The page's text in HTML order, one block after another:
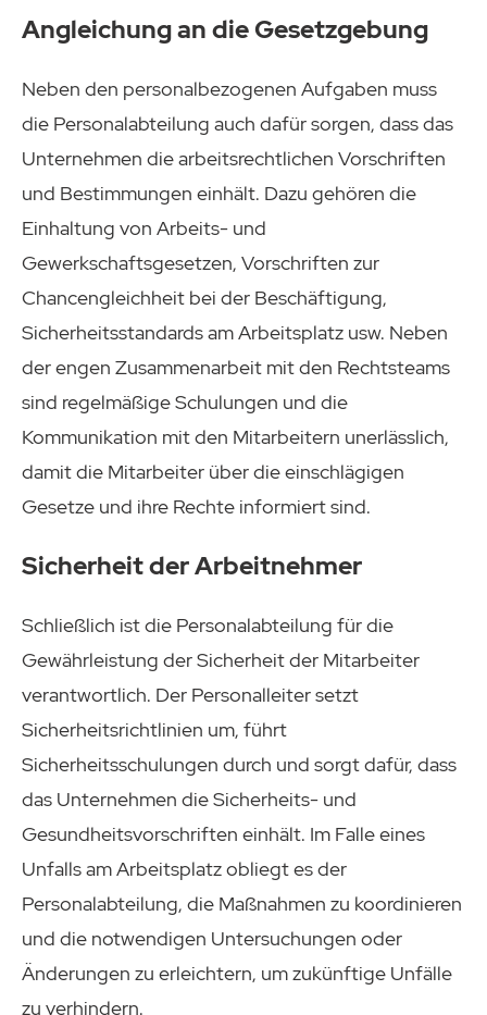
Angleichung an die Gesetzgebung
Neben den personalbezogenen Aufgaben muss
die Personalabteilung auch dafür sorgen, dass das
Unternehmen die arbeitsrechtlichen Vorschriften
und Bestimmungen einhält. Dazu gehören die
Einhaltung von Arbeits- und
Gewerkschaftsgesetzen, Vorschriften zur
Chancengleichheit bei der Beschäftigung,
Sicherheitsstandards am Arbeitsplatz usw. Neben
der engen Zusammenarbeit mit den Rechtsteams
sind regelmäßige Schulungen und die
Kommunikation mit den Mitarbeitern unerlässlich,
damit die Mitarbeiter über die einschlägigen
Gesetze und ihre Rechte informiert sind.
Sicherheit der Arbeitnehmer
Schließlich ist die Personalabteilung für die
Gewährleistung der Sicherheit der Mitarbeiter
verantwortlich. Der Personalleiter setzt
Sicherheitsrichtlinien um, führt
Sicherheitsschulungen durch und sorgt dafür, dass
das Unternehmen die Sicherheits- und
Gesundheitsvorschriften einhält. Im Falle eines
Unfalls am Arbeitsplatz obliegt es der
Personalabteilung, die Maßnahmen zu koordinieren
und die notwendigen Untersuchungen oder
Änderungen zu erleichtern, um zukünftige Unfälle
zu verhindern.